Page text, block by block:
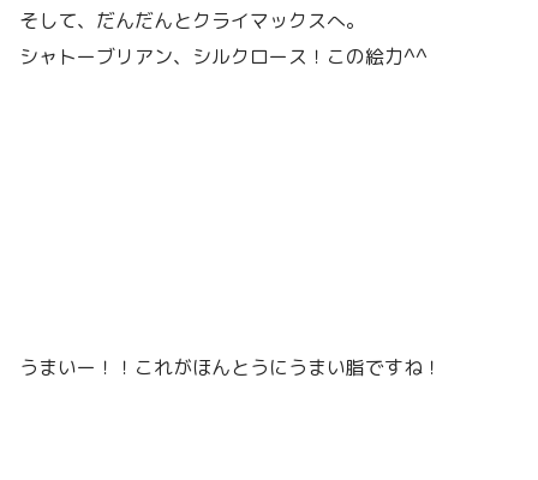
そして、だんだんとクライマックスへ。
シャトーブリアン、シルクロース！この絵力^^
うまいー！！これがほんとうにうまい脂ですね！